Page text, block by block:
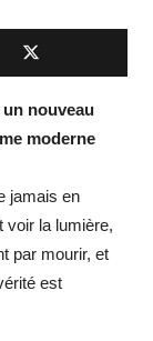
nouveau
moderne
jamais en
voir la lumière,
par mourir, et
est